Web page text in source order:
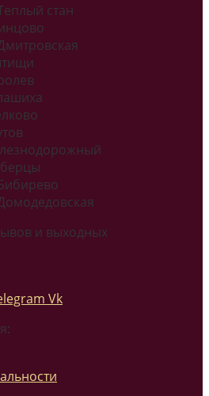
стан
и выходных
Vk